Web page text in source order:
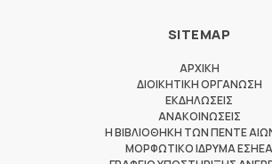
SITEMAP
ΑΡΧΙΚΗ
ΔΙΟΙΚΗΤΙΚΗ ΟΡΓΑΝΩΣΗ
ΕΚΔΗΛΩΣΕΙΣ
ΑΝΑΚΟΙΝΩΣΕΙΣ
Η ΒΙΒΛΙΟΘΗΚΗ ΤΩΝ ΠΕΝΤΕ
ΜΟΡΦΩΤΙΚΟ ΙΔΡΥΜΑ ΕΣΗΕΑ